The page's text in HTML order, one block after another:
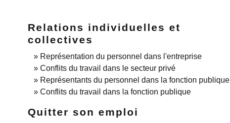
Relations individuelles et
collectives
Représentation du personnel dans l'entreprise
Conflits du travail dans le secteur privé
Représentants du personnel dans la fonction publique
Conflits du travail dans la fonction publique
Quitter son emploi